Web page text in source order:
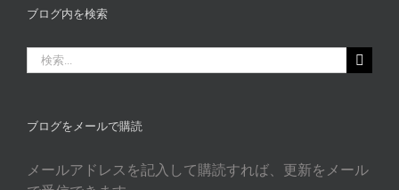
カ
ゴ
リ
ブログ内を検索
索
ブログをメールで購読
メールアドレスを記入して購読すれば、更新をメール